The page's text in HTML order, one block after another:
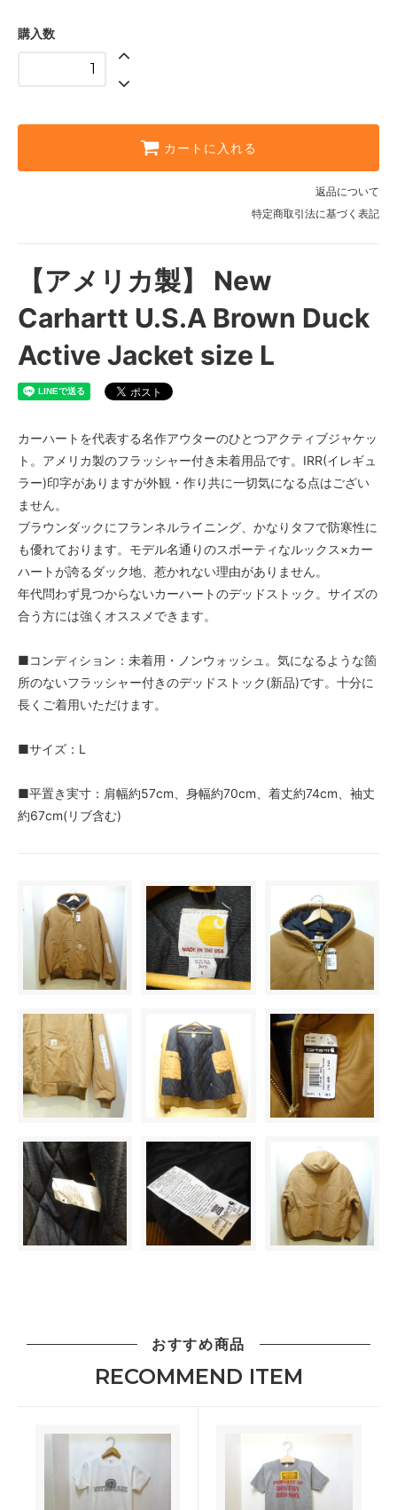
購入数
カートに入れる
返品について
特定商取引法に基づく表記
【アメリカ製】 New
Carhartt U.S.A Brown Duck
Active Jacket size L
カーハートを代表する名作アウターのひとつアクティブジャケッ
ト。アメリカ製のフラッシャー付き未着用品です。IRR(イレギュ
ラー)印字がありますが外観・作り共に一切気になる点はござい
ません。
ブラウンダックにフランネルライニング、かなりタフで防寒性に
も優れております。モデル名通りのスポーティなルックス×カー
ハートが誇るダック地、惹かれない理由がありません。
年代問わず見つからないカーハートのデッドストック。サイズの
合う方には強くオススメできます。
■コンディション：未着用・ノンウォッシュ。気になるような箇
所のないフラッシャー付きのデッドストック(新品)です。十分に
長くご着用いただけます。
■サイズ：L
■平置き実寸：肩幅約57cm、身幅約70cm、着丈約74cm、袖丈
約67cm(リブ含む)
おすすめ商品
RECOMMEND ITEM